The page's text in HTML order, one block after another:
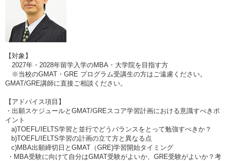
【対象】
2027年・2028年留学入学のMBA・大学院を目指す方
※当校のGMAT・GRE プログラム受講生の方はご遠慮ください。
GMAT/GRE講師に直接ご相談ください。
【アドバイス項目】
・出願スケジュールとGMAT/GREスコア学習計画における意識すべきポ
イント
a)TOEFL/IELTS学習と並行でどうバランスをとって勉強すべきか？
b)TOEFL/IELTS学習の計画の立て方と異なる点
c)MBA出願締切日とGMAT（GRE)学習開始タイミング
・MBA受験に向けて自分はGMAT受験がよいか、GRE受験がよいか？考